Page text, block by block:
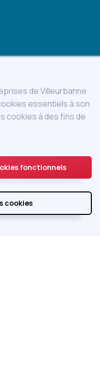
Service
de Villeurbanne
essentiels à son
cookies à des fins de
fonctionnels
cookies